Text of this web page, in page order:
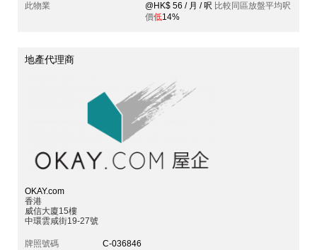
此物業
@HK$ 56 / 月 / 呎 比較同區放盤平均呎
價低14%
地產代理商
OKAY.com
香港
威信大廈15樓
中環雲咸街19-27號
牌照號碼
C-036846